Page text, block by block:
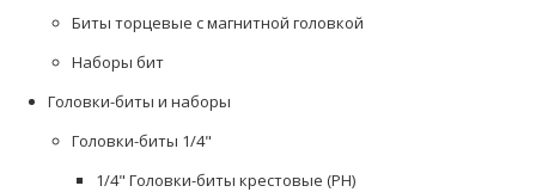
Биты торцевые с магнитной головкой
Наборы бит
Головки-биты и наборы
Головки-биты 1/4"
1/4" Головки-биты крестовые (PH)